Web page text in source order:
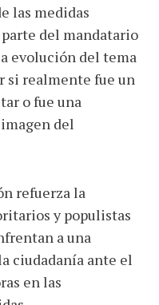
las medidas
del mandatario
evolución del tema
si realmente fue un
o fue una
del
refuerza la
y populistas
a una
ciudadanía ante el
en las